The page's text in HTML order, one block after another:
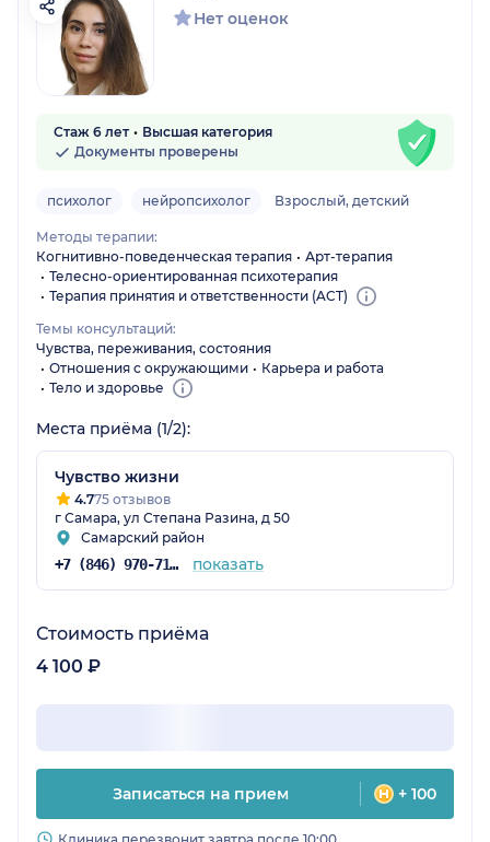
Нет оценок
Стаж 6 лет
Высшая категория
Документы проверены
психолог нейропсихолог Взрослый, детский
Методы терапии:
Когнитивно-поведенческая терапия
Арт-терапия
Телесно-ориентированная психотерапия
Терапия принятия и ответственности (ACT)
Темы консультаций:
Чувства, переживания, состояния
Отношения с окружающими
Карьера и работа
Тело и здоровье
Места приёма (1/2):
Чувство жизни
4.775 отзывов
г Самара, ул Степана Разина, д 50
Самарский район
+7 (846) 970-71-40 показать
Стоимость приёма
4 100 ₽
Записаться на прием + 100